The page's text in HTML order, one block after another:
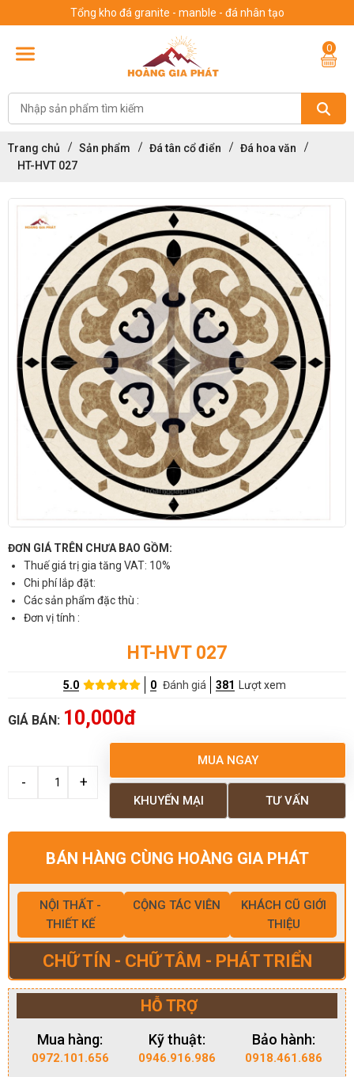
Tổng kho đá granite - manble - đá nhân tạo
0
Trang chủ Sản phẩm Đá tân cổ điển
Đá hoa văn
HT-HVT 027
ĐƠN GIÁ TRÊN CHƯA BAO GỒM:
Thuế giá trị gia tăng VAT: 10%
Chi phí lắp đặt:
Các sản phẩm đặc thù :
Đơn vị tính :
HT-HVT 027
5.0 0 Đánh giá 381 Lượt xem
GIÁ BÁN: 10,000đ
MUA NGAY
TƯ VẤN
KHUYẾN MẠI
BÁN HÀNG CÙNG HOÀNG GIA PHÁT
NỘI THẤT -
THIẾT KẾ
CỘNG TÁC VIÊN
KHÁCH CŨ GIỚI
THIỆU
CHỮ TÍN - CHỮ TÂM - PHÁT TRIỂN
HỖ TRỢ
Mua hàng:
0972.101.656
Kỹ thuật:
0946.916.986
Bảo hành:
0918.461.686